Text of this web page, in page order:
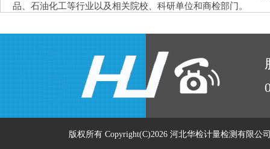
品、石油化工等行业以及相关院校、科研单位和商检部门。
版权所有 Copyright(C)2026 河北华检计量检测有限